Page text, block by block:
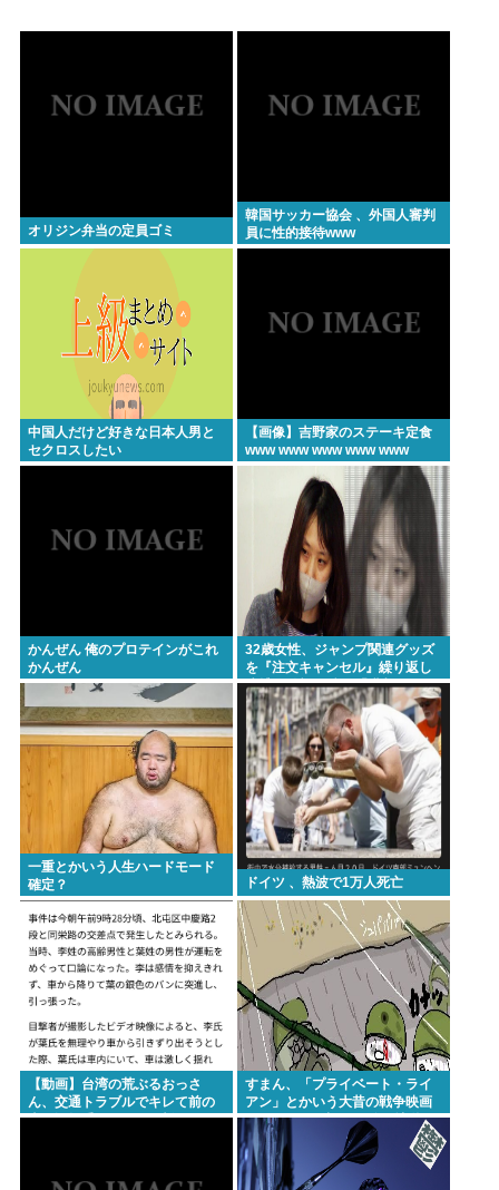
のプレゼントが貰える！
事業停止ま？草生えるｗｗ
ここ数年「どっちもどっち」とか「まだわからない
から叩くな」とかゆうチキン野郎が増えたけどどっ
【動画】手術中に熊本地震直撃やばすぎwww
医療脱毛・脱毛サロンを考えてるんだが！脱毛モメ
ンいるか？？
ジャンポケ斉藤「同意があったんです。本当です。
信じて下さい」 ←何でこの主張が通らないの？
(ヽ´ん`)「手術が始まった…大丈夫大丈夫落ち着け」
医師「キャー地震よー！」(;ﾟんﾟ)「！？」
Powered by livedoor 相互RSS
オリジン弁当の定員ゴミ
韓国サッカー協会 、外国人審判
員に性的接待www
中国人だけど好きな日本人男と
セクロスしたい
【画像】吉野家のステーキ定食
www www www www www
かんぜん 俺のプロテインがこれ
かんぜん
32歳女性、ジャンプ関連グッズ
を『注文キャンセル』繰り返し
逮捕。総額43億。「購入した気
分になる」
一重とかいう人生ハードモード
確定？
ドイツ 、熱波で1万人死亡
【動画】台湾の荒ぶるおっさ
ん、交通トラブルでキレて前の
車の運転手をナイフで斬りつけ
すまん、「プライベート・ライ
アン」とかいう大昔の戦争映画
見てみたら最初の30分で地獄な
んだが…これずっと続く感じ？